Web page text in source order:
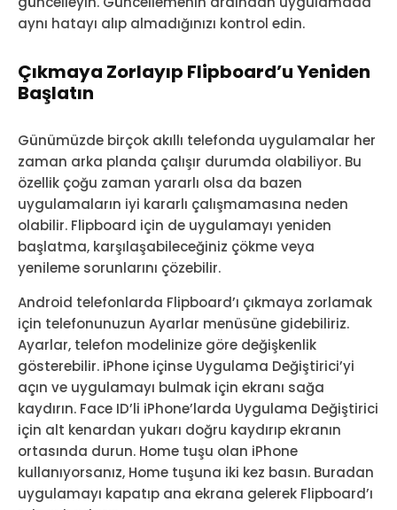
aynı hatayı alıp almadığınızı kontrol edin.
Çıkmaya Zorlayıp Flipboard’u Yeniden
Başlatın
Günümüzde birçok akıllı telefonda uygulamalar her
zaman arka planda çalışır durumda olabiliyor. Bu
özellik çoğu zaman yararlı olsa da bazen
uygulamaların iyi kararlı çalışmamasına neden
olabilir. Flipboard için de uygulamayı yeniden
başlatma, karşılaşabileceğiniz çökme veya
yenileme sorunlarını çözebilir.
Android telefonlarda Flipboard’ı çıkmaya zorlamak
için telefonunuzun Ayarlar menüsüne gidebiliriz.
Ayarlar, telefon modelinize göre değişkenlik
gösterebilir. iPhone içinse Uygulama Değiştirici’yi
açın ve uygulamayı bulmak için ekranı sağa
kaydırın. Face ID’li iPhone’larda Uygulama Değiştirici
için alt kenardan yukarı doğru kaydırıp ekranın
ortasında durun. Home tuşu olan iPhone
kullanıyorsanız, Home tuşuna iki kez basın. Buradan
uygulamayı kapatıp ana ekrana gelerek Flipboard’ı